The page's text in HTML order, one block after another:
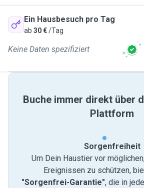
Ein Hausbesuch pro Tag
ab 30 €/Tag
Keine Daten spezifiziert
Buche immer direkt über
Plattform
Sorgenfreiheit
Um Dein Haustier vor
Ereignissen zu schützen,
"Sorgenfrei-Garantie", die in